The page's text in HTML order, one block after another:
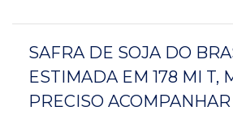
SAFRA DE SOJA DO
ESTIMADA EM 178 MI T,
PRECISO